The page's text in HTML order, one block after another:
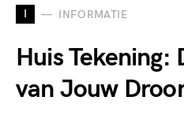
I INFORMATIE
Huis Tekening:
van Jouw